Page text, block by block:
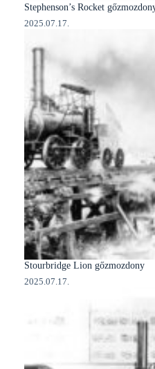
Stephenson’s Rocket
2025.07.17.
Stourbridge Lion gőzmozdony
2025.07.17.